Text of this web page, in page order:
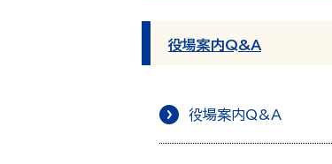
役場案内Q&A
役場案内Q&A